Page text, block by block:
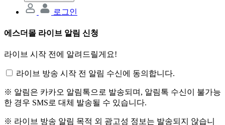
로그인
에스더몰 라이브 알림 신청
라이브 시작 전에 알려드릴게요!
라이브 방송 시작 전 알림 수신에 동의합니다.
※ 알림은 카카오 알림톡으로 발송되며, 알림톡 수신이 불가능
한 경우 SMS로 대체 발송될 수 있습니다.
※ 라이브 방송 알림 목적 외 광고성 정보는 발송되지 않습니